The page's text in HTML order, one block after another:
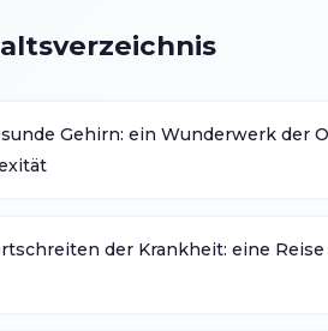
Gehirn: ein Wunderwerk der
der Krankheit: eine